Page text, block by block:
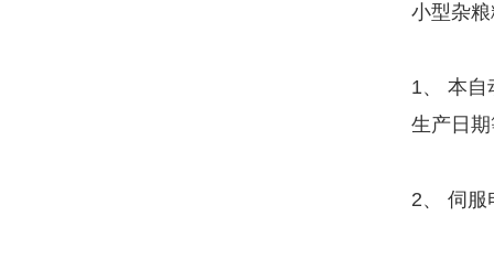
小型杂
1、 本自
生产日
2、 伺服